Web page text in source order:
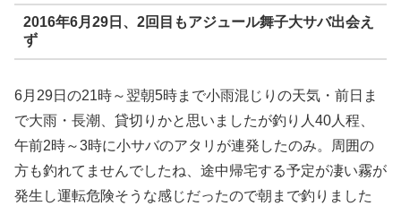
2016年6月29日、2回目もアジュール舞子大サバ出会え
ず
6月29日の21時～翌朝5時まで小雨混じりの天気・前日ま
で大雨・長潮、貸切りかと思いましたが釣り人40人程、
午前2時～3時に小サバのアタリが連発したのみ。周囲の
方も釣れてませんでしたね、途中帰宅する予定が凄い霧が
発生し運転危険そうな感じだったので朝まで釣りました